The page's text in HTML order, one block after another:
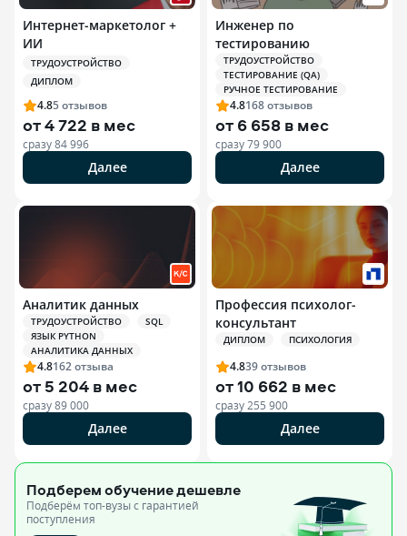
Интернет-маркетолог +
ИИ
ТРУДОУСТРОЙСТВО
ДИПЛОМ
4.85отзывов
от4 722 в мес
сразу84 996
Далее
Инженер по
тестированию
ТРУДОУСТРОЙСТВО
ТЕСТИРОВАНИЕ (QA)
РУЧНОЕ ТЕСТИРОВАНИЕ
4.8168отзывов
от 6 658 в мес
сразу79 900
Далее
Аналитик данных
ТРУДОУСТРОЙСТВО
SQL
ЯЗЫК PYTHON
АНАЛИТИКА ДАННЫХ
4.8162отзыва
от 5 204 в мес
сразу89 000
Далее
Профессия психолог-
консультант
ДИПЛОМ ПСИХОЛОГИЯ
4.839отзывов
от10 662 в мес
сразу 255 900
Далее
Подберем обучениедешевле
Подберём топ-вузы c гарантией
поступления